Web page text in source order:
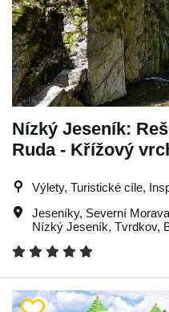
Nízký Jeseník:
Ruda - Křížový
Výlety, Turistické cíle,
Jeseníky, Severní
Nízký Jeseník, Tvrdkov,